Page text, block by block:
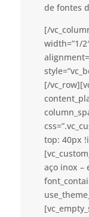
de fontes
[/
width=”1/
[/
top: 40px
aço inox –